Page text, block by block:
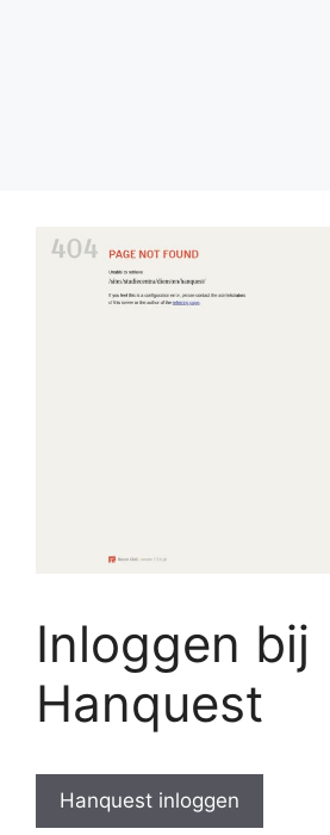
Inloggen bij
Hanquest
Hanquest inloggen